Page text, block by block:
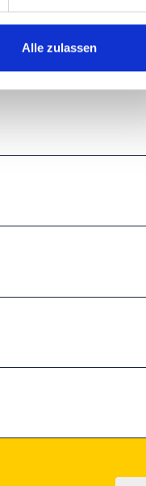
Alle zulassen